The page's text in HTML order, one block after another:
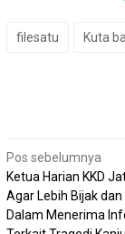
filesatu Kuta
Navigasi
pos
Pos sebelumnya
Ketua Harian KKD
Agar Lebih Bijak
Dalam Menerima